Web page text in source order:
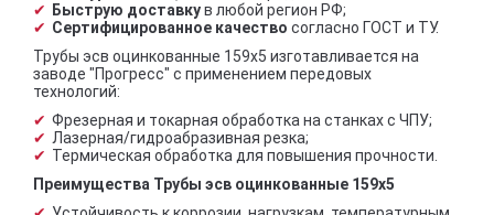
Быструю доставкув любой регион РФ;
Сертифицированное качество согласно ГОСТ и ТУ.
Трубы эсв оцинкованные 159х5 изготавливается на
заводе "Прогресс" с применением передовых
технологий:
Фрезерная и токарная обработка на станках с ЧПУ;
Лазерная/гидроабразивная резка;
Термическая обработка для повышения прочности.
Преимущества Трубы эсв оцинкованные 159х5